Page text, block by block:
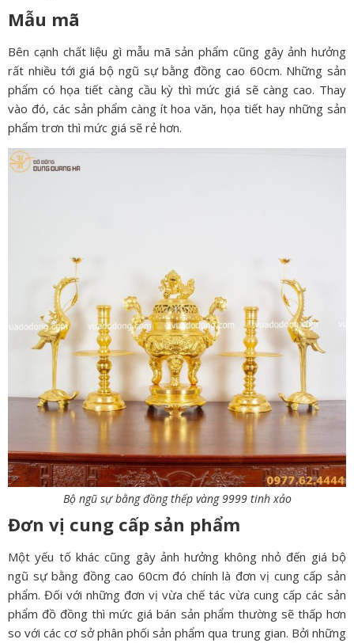
Mẫu mã
Bên cạnh chất liệu gì mẫu mã sản phẩm cũng gây ảnh hưởng
rất nhiều tới giá bộ ngũ sự bằng đồng cao 60cm. Những sản
phẩm có họa tiết càng cầu kỳ thì mức giá sẽ càng cao. Thay
vào đó, các sản phẩm càng ít hoa văn, họa tiết hay những sản
phẩm trơn thì mức giá sẽ rẻ hơn.
Bộ ngũ sự bằng đồng thếp vàng 9999 tinh xảo
Đơn vị cung cấp sản phẩm
Một yếu tố khác cũng gây ảnh hưởng không nhỏ đến giá bộ
ngũ sự bằng đồng cao 60cm đó chính là đơn vị cung cấp sản
phẩm. Đối với những đơn vị vừa chế tác vừa cung cấp các sản
phẩm đồ đồng thì mức giá bán sản phẩm thường sẽ thấp hơn
so với các cơ sở phân phối sản phẩm qua trung gian. Bởi những